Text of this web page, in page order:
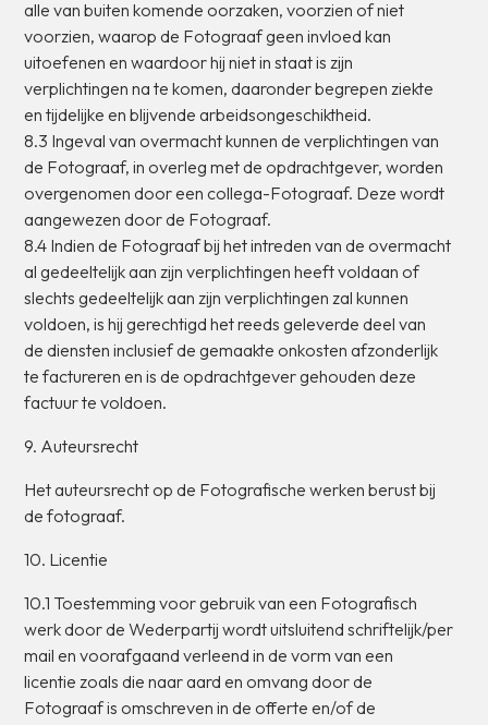
alle van buiten komende oorzaken, voorzien ofniet
voorzien, waarop de Fotograafgeen invloed kan
uitoefenen en waardoorhij nietin staatis zijn
verplichtingen na te komen, daaronderbegrepen ziekte
en tijdelijke en blijvende arbeidsongeschiktheid.
8.3 Ingeval van overmachtkunnen de verplichtingen van
de Fotograaf, in overleg met de opdrachtgever, worden
overgenomen dooreen collega-Fotograaf. Deze wordt
aangewezen door de Fotograaf.
8.4 Indien de Fotograafbij hetintreden van de overmacht
al gedeeltelijkaan zijn verplichtingen heeftvoldaan of
slechts gedeeltelijkaan zijn verplichtingen zal kunnen
voldoen, is hij gerechtigd hetreeds geleverde deel van
de diensten inclusiefde gemaakte onkosten afzonderlijk
te factureren en is de opdrachtgevergehouden deze
factuurte voldoen.
9. Auteursrecht
Hetauteursrecht op de Fotografische werken berustbij
de fotograaf.
10. Licentie
10.1 Toestemming voorgebruikvan een Fotografisch
werk door de Wederpartij wordtuitsluitend schriftelijk/per
mail en voorafgaand verleend in de vorm van een
licentie zoals die naaraard en omvang door de
Fotograafis omschreven in de offerte en/ofde